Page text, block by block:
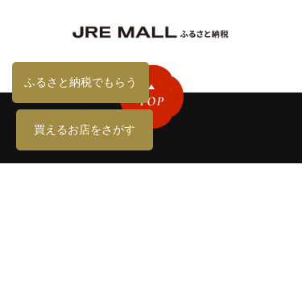
ふるさと納税でもらう
買えるお店をさがす